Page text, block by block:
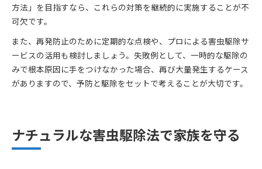
方法」を目指すなら、これらの対策を継続的に実施することが不
可欠です。
また、再発防止のために定期的な点検や、プロによる害虫駆除サ
ービスの活用も検討しましょう。失敗例として、一時的な駆除の
みで根本原因に手をつけなかった場合、再び大量発生するケース
がありますので、予防と駆除をセットで考えることが大切です。
ナチュラルな害虫駆除法で家族を守る